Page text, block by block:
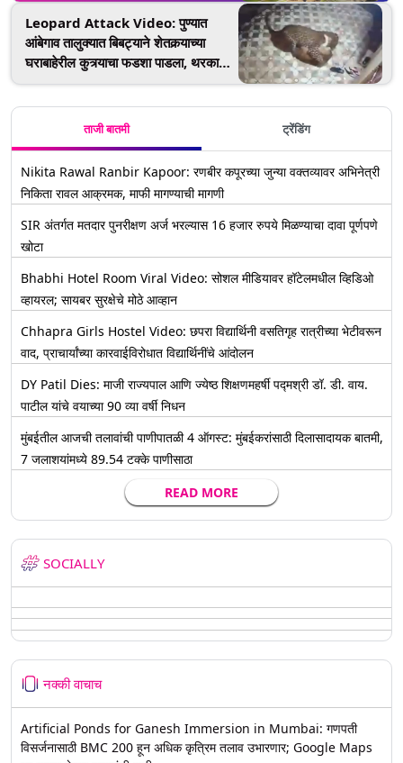
Leopard Attack Video: पुण्यात
आंबेगाव तालुक्यात बिबट्याने शेतकर्‍याच्या
घराबाहेरील कुत्र्याचा फडशा पाडला, थरकाप
उडवेल असा हा क्षण पाहा
ताजी बातमी ट्रेंडिंग
Nikita Rawal Ranbir Kapoor: रणबीर कपूरच्या जुन्या वक्तव्यावर अभिनेत्री
निकिता रावल आक्रमक, माफी मागण्याची मागणी
SIR अंतर्गत मतदार पुनरीक्षण अर्ज भरल्यास 16 हजार रुपये मिळण्याचा दावा पूर्णपणे
खोटा
Bhabhi Hotel Room Viral Video: सोशल मीडियावर हॉटेलमधील व्हिडिओ
व्हायरल; सायबर सुरक्षेचे मोठे आव्हान
Chhapra Girls Hostel Video: छपरा विद्यार्थिनी वसतिगृह रात्रीच्या भेटीवरून
वाद, प्राचार्यांच्या कारवाईविरोधात विद्यार्थिनींचे आंदोलन
DY Patil Dies: माजी राज्यपाल आणि ज्येष्ठ शिक्षणमहर्षी पद्मश्री डॉ. डी. वाय.
पाटील यांचे वयाच्या 90 व्या वर्षी निधन
मुंबईतील आजची तलावांची पाणीपातळी 4 ऑगस्ट: मुंबईकरांसाठी दिलासादायक बातमी,
7 जलाशयांमध्ये 89.54 टक्के पाणीसाठा
READ MORE
SOCIALLY
नक्की वाचाच
Artificial Ponds for Ganesh Immersion in Mumbai: गणपती
विसर्जनासाठी BMC 200 हून अधिक कृत्रिम तलाव उभारणार; Google Maps